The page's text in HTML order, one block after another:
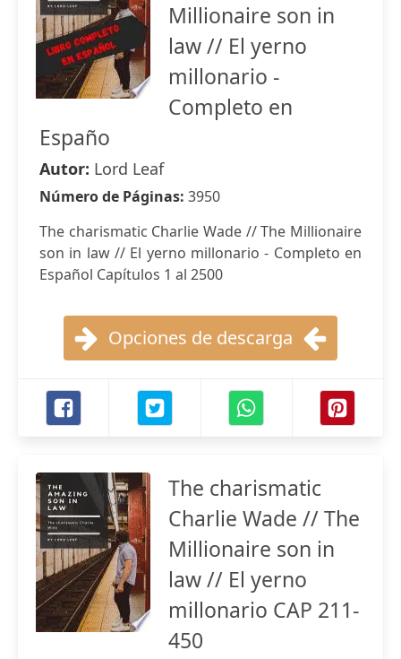
Millionaire son in
law // El yerno
millonario -
Completo en
Españo
Autor: Lord Leaf
Número de Páginas: 3950
The charismatic Charlie Wade // The Millionaire
son in law // El yerno millonario - Completo en
Español Capítulos 1 al 2500
Opciones de descarga
The charismatic
Charlie Wade // The
Millionaire son in
law // El yerno
millonario CAP 211-
450